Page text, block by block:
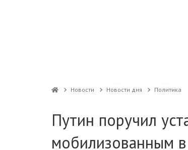
Новости Новости дня Политика
Путин поручил
мобилизованным